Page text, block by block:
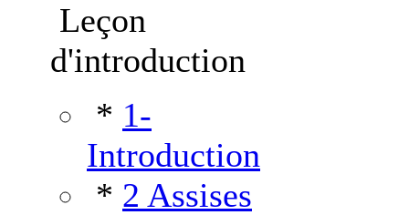
Leçon
d'introduction
* 1-
Introduction
* 2 Assises